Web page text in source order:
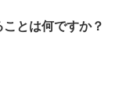
とは何ですか？